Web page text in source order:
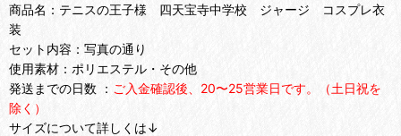
商品名：テニスの王子様 四天宝寺中学校 ジャージ コスプレ衣
装
セット内容：写真の通り
使用素材：ポリエステル・その他
発送までの日数 ： ご入金確認後、20〜25営業日です。（土日祝を
除く）
サイズについて詳しくは↓